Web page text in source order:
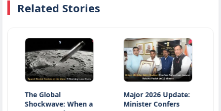
Related Stories
The Global
Shockwave: When a
Major 2026 Update:
Minister Confers